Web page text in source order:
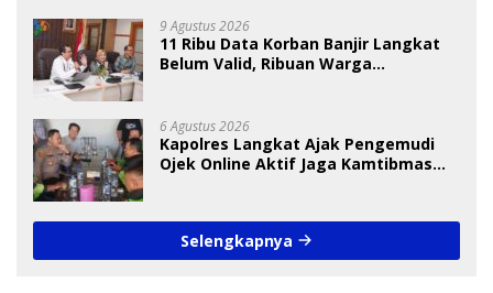
9 Agustus 2026
11 Ribu Data Korban Banjir Langkat
Belum Valid, Ribuan Warga
6 Agustus 2026
Kapolres Langkat Ajak Pengemudi
Ojek Online Aktif Jaga Kamtibmas
Selengkapnya